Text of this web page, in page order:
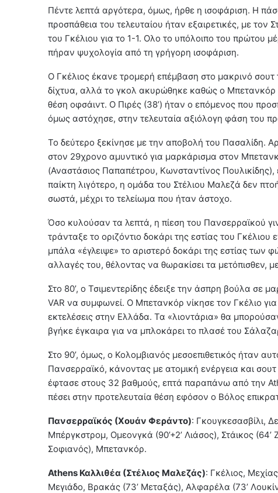
Πέντε λεπτά αργότερα, όμως, ήρθε η ισοφάριση. Η
προσπάθεια του τελευταίου ήταν εξαιρετικές, με τον
του Γκέλιου για το 1-1. Ολο το υπόλοιπο του πρώτου
πήραν ψυχολογία από τη γρήγορη ισοφάριση.
Ο Γκέλιος έκανε τρομερή επέμβαση στο μακρινό
δίχτυα, αλλά το γκολ ακυρώθηκε καθώς ο Μπετανκόρ
θέση οφσάιντ. Ο Πιρές (38’) ήταν ο επόμενος που
όμως αστόχησε, στην τελευταία αξιόλογη φάση του
Το δεύτερο ξεκίνησε με την αποβολή του Πασαλίδη.
στον 29χρονο αμυντικό για μαρκάρισμα στον
(Αναστάσιος Παπαπέτρου, Κωνσταντίνος
παίκτη λιγότερο, η ομάδα του Στέλιου Μαλεζά δεν
σωστά, μέχρι το τελείωμα που ήταν άστοχο.
Όσο κυλούσαν τα λεπτά, η πίεση του Πανσερραϊκού
τράνταξε το οριζόντιο δοκάρι της εστίας του
μπάλα «έγλειψε» το αριστερό δοκάρι της εστίας των
αλλαγές του, θέλοντας να θωρακίσει τα μετόπισθεν,
Στο 80’, ο Τσιμεντερίδης έδειξε την άσπρη βούλα
VAR να συμφωνεί. Ο Μπετανκόρ νίκησε τον Γκέλιο
εκτελέσεις στην Ελλάδα. Τα «λιοντάρια» θα
βγήκε έγκαιρα για να μπλοκάρει το πλασέ του
Στο 90’, όμως, ο Κολομβιανός μεσοεπιθετικός ήταν
Πανσερραϊκό, κάνοντας με ατομική ενέργεια και
έφτασε στους 32 βαθμούς, επτά παραπάνω από την
πέσει στην προτελευταία θέση εφόσον ο Βόλος
Πανσερραϊκός (Χουάν Φεράντο): Γκουγκεσασβίλι,
Μπέργκστρομ, Ομεονγκά (90’+2’ Λιάσος), Στάικος
Σοφιανός), Μπετανκόρ.
Athens Καλλιθέα (Στέλιος Μαλεζάς): Γκέλιος,
Μεγιάδο, Βρακάς (73’ Μεταξάς), Αλφαρέλα (73’